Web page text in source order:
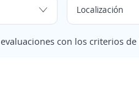
evaluaciones con los criterios